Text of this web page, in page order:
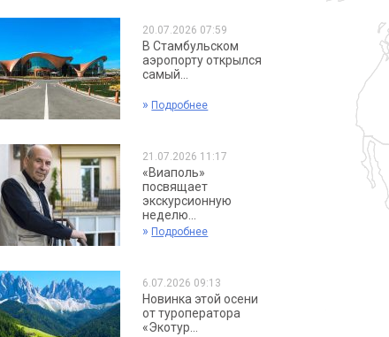
20.07.2026 07:59
В Стамбульском
аэропорту открылся
самый...
» Подробнее
21.07.2026 11:17
«Виаполь»
посвящает
экскурсионную
неделю...
» Подробнее
6.07.2026 09:13
Новинка этой осени
от туроператора
«Экотур...